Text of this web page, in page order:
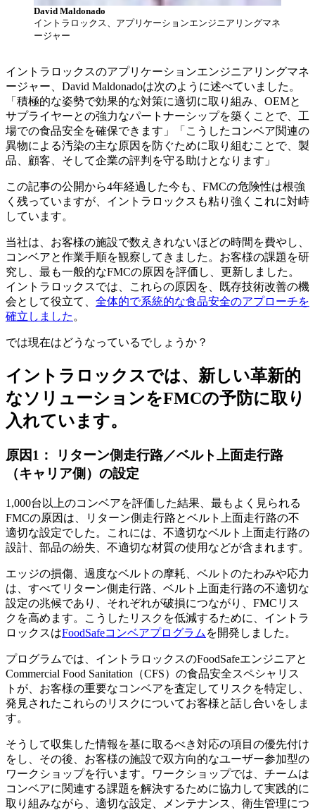
David Maldonado
イントラロックス、アプリケーションエンジニアリングマネ
ージャー
イントラロックスのアプリケーションエンジニアリングマネ
ージャー、David Maldonadoは次のように述べていました。
「積極的な姿勢で効果的な対策に適切に取り組み、OEMと
サプライヤーとの強力なパートナーシップを築くことで、工
場での食品安全を確保できます」「こうしたコンベア関連の
異物による汚染の主な原因を防ぐために取り組むことで、製
品、顧客、そして企業の評判を守る助けとなります」
この記事の公開から4年経過した今も、FMCの危険性は根強
く残っていますが、イントラロックスも粘り強くこれに対峙
しています。
当社は、お客様の施設で数えきれないほどの時間を費やし、
コンベアと作業手順を観察してきました。お客様の課題を研
究し、最も一般的なFMCの原因を評価し、更新しました。
イントラロックスでは、これらの原因を、既存技術改善の機
会として役立て、 全体的で系統的な食品安全のアプローチを
確立しました 。
では現在はどうなっているでしょうか？
イントラロックスでは、新しい革新的
なソリューションをFMCの予防に取り
入れています。
原因1： リターン側走行路／ベルト上面走行路
（キャリア側）の設定
1,000台以上のコンベアを評価した結果、最もよく見られる
FMCの原因は、リターン側走行路とベルト上面走行路の不
適切な設定でした。これには、不適切なベルト上面走行路の
設計、部品の紛失、不適切な材質の使用などが含まれます。
エッジの損傷、過度なベルトの摩耗、ベルトのたわみや応力
は、すべてリターン側走行路、ベルト上面走行路の不適切な
設定の兆候であり、それぞれが破損につながり、FMCリス
クを高めます。こうしたリスクを低減するために、イントラ
ロックスはFoodSafeコンベアプログラム を開発しました。
プログラムでは、イントラロックスのFoodSafeエンジニアと
Commercial Food Sanitation（CFS）の食品安全スペシャリス
トが、お客様の重要なコンベアを査定してリスクを特定し、
発見されたこれらのリスクについてお客様と話し合いをしま
す。
そうして収集した情報を基に取るべき対応の項目の優先付け
をし、その後、お客様の施設で双方向的なユーザー参加型の
ワークショップを行います。ワークショップでは、チームは
コンベアに関連する課題を解決するために協力して実践的に
取り組みながら、適切な設定、メンテナンス、衛生管理につ